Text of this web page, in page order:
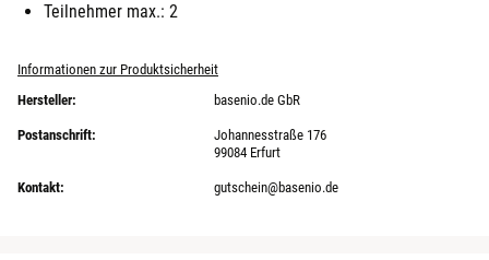
Teilnehmer max.: 2
Informationen zur Produktsicherheit
Hersteller:
basenio.de GbR
Postanschrift:
Johannesstraße 176
99084 Erfurt
Kontakt: gutschein@basenio.de